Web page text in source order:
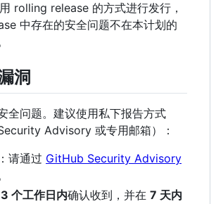
rolling release 的方式进行发行，
中存在的安全问题不在本计划的
洞
全问题。建议使用私下报告方式
Advisory 或专用邮箱）：
：请通过 GitHub Security Advisory
3 个工作日内确认收到，并在 7 天内